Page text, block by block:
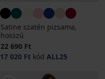
Satine szatén pizsama,
hosszú
22 690 Ft
17 020 Ft kód ALL25